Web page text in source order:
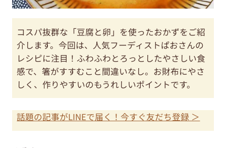
コスパ抜群な「豆腐と卵」を使ったおかずをご紹
介します。今回は、人気フーディストぱおさんの
レシピに注目！ふわふわとろっとしたやさしい食
感で、箸がすすむこと間違いなし。お財布にやさ
しく、作りやすいのもうれしいポイントです。
話題の記事がLINEで届く！今すぐ友だち登録 ＞